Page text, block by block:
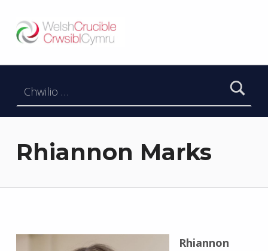
DATBLYGU ARWEINWYR Y DYFODOL I GYMRU – DEVELOPING FUTURE RESEARCH LEADERS FOR WALES
Rhiannon Marks
Rhiannon